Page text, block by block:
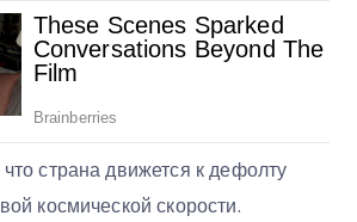
страна движется к дефолту
космической скорости.